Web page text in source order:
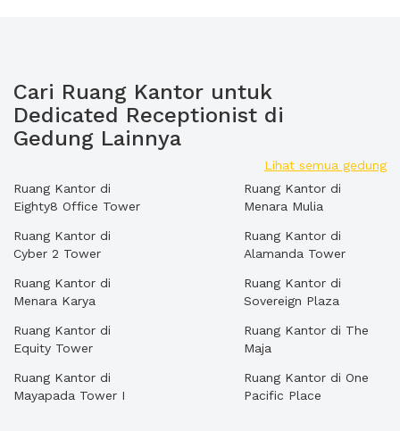
Cari Ruang Kantor untuk
Dedicated Receptionist di
Gedung Lainnya
Lihat semua gedung
Ruang Kantor di
Eighty8 Office Tower
Ruang Kantor di
Cyber 2 Tower
Ruang Kantor di
Menara Karya
Ruang Kantor di
Equity Tower
Ruang Kantor di
Mayapada Tower I
Ruang Kantor di
Menara Mulia
Ruang Kantor di
Alamanda Tower
Ruang Kantor di
Sovereign Plaza
Ruang Kantor di The
Maja
Ruang Kantor di One
Pacific Place